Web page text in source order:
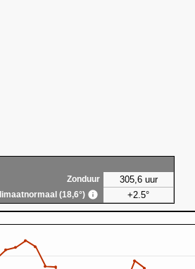
Zonduur
305,6 uur
(18,6°) +2.5°